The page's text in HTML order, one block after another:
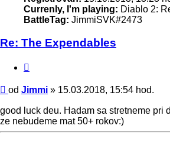
Currenly, I'm playing: Diablo 2:
BattleTag: JimmiSVK#2473
Re: The Expendables
Příspěvek
od Jimmi » 15.03.2018, 15:54 hod.
good luck deu. Hadam sa stretneme pri
ze nebudeme mat 50+ rokov:)
Nahoru